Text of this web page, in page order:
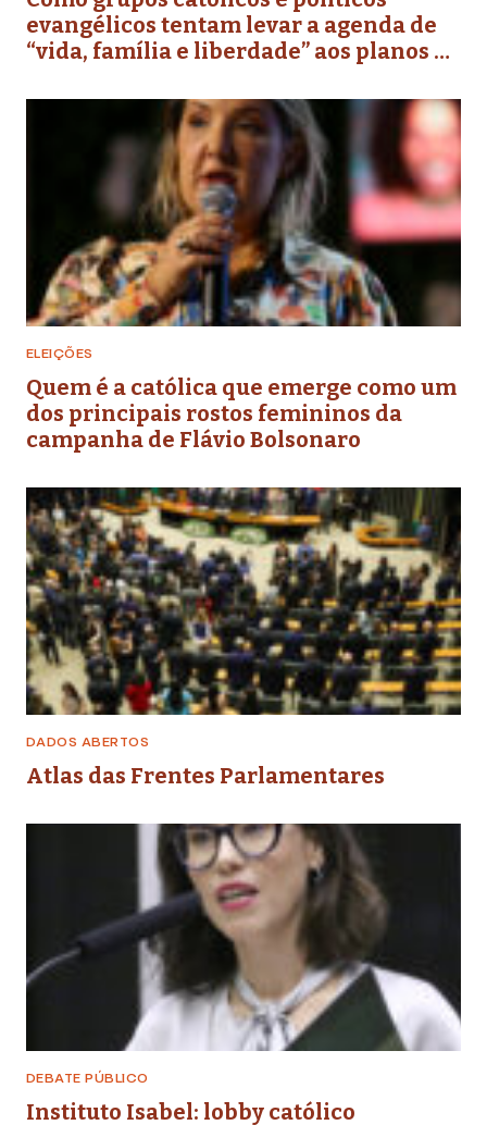
evangélicos tentam levar a agenda de
“vida, família e liberdade” aos planos de
ELEIÇÕES
Quem é a católica que emerge como um
dos principais rostos femininos da
campanha de Flávio Bolsonaro
DADOS ABERTOS
Atlas das Frentes Parlamentares
DEBATE PÚBLICO
Instituto Isabel: lobby católico